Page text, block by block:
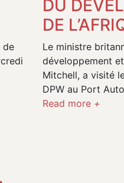
de
DU
DE
Le ministre
développement
Mitchell, a visité
DPW au Port
Read more +